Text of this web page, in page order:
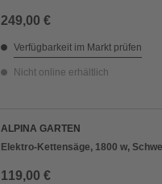
249,00 €
Verfügbarkeit im Markt prüfen
Nicht online erhältlich
ALPINA GARTEN
Elektro-Kettensäge, 1800 w,
119,00 €